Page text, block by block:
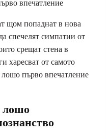
щом попаднат в нова
спечелят симпатии от
срещат стена в
харесват от самото
първо впечатление
лошо